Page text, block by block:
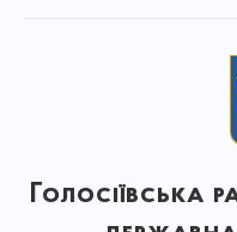
Голосіївська